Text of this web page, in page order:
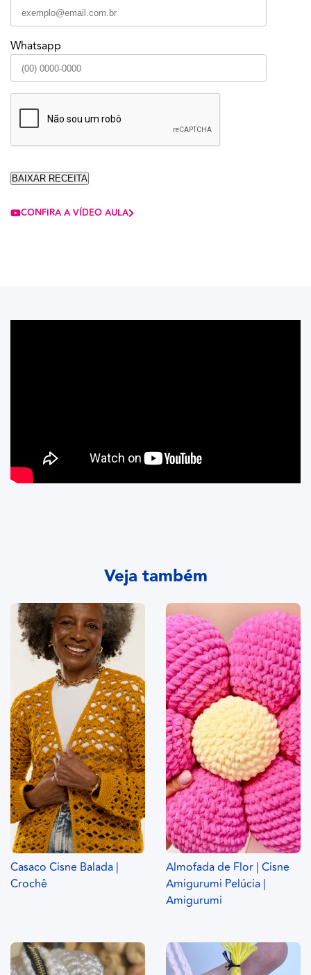
Whatsapp
CONFIRA A VÍDEO AULA
Veja também
Casaco Cisne Balada |
Crochê
Almofada de Flor | Cisne
Amigurumi Pelúcia |
Amigurumi